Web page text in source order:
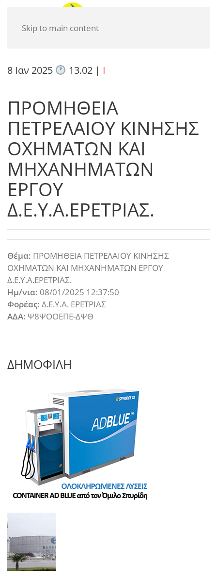
Skip to main content
8 Ιαν 2025 13.02| I
ΠΡΟΜΗΘΕΙΑ
ΠΕΤΡΕΛΑΙΟΥ ΚΙΝΗΣΗΣ
ΟΧΗΜΑΤΩΝ ΚΑΙ
ΜΗΧΑΝΗΜΑΤΩΝ
ΕΡΓΟΥ
Δ.Ε.Υ.Α.ΕΡΕΤΡΙΑΣ.
Θέμα: ΠΡΟΜΗΘΕΙΑ ΠΕΤΡΕΛΑΙΟΥ ΚΙΝΗΣΗΣ
ΟΧΗΜΑΤΩΝ ΚΑΙ ΜΗΧΑΝΗΜΑΤΩΝ ΕΡΓΟΥ
Δ.Ε.Υ.Α.ΕΡΕΤΡΙΑΣ.
Ημ/νια: 08/01/2025 12:37:50
Φορέας: Δ.Ε.Υ.Α. ΕΡΕΤΡΙΑΣ
ΑΔΑ: Ψ8ΨΟΟΕΠΕ-ΔΨΘ
ΔΗΜΟΦΙΛΗ